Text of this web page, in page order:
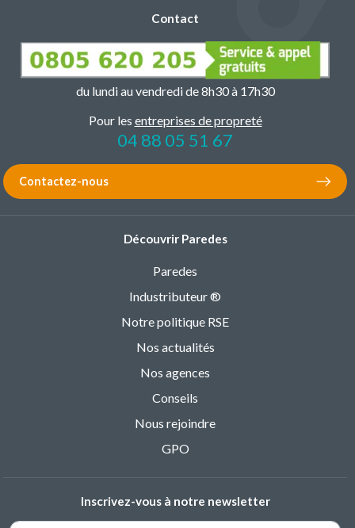
Contact
du lundi au vendredi de 8h30 à 17h30
Pour les entreprises de propreté
04 88 05 51 67
Contactez-nous
Découvrir Paredes
Paredes
Industributeur ®
Notre politique RSE
Nos actualités
Nos agences
Conseils
Nous rejoindre
GPO
Inscrivez-vous à notre newsletter